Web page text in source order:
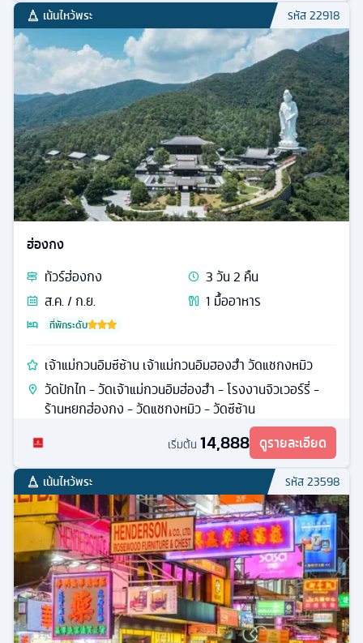
เน้นไหว้พระ รหัส22918
ฮ่องกง
ทัวร์ฮ่องกง 3วัน2 คืน
ส.ค. / ก.ย.
1 มื้ออาหาร
ที่พักระดับ
เจ้าแม่กวนอิมซีซ้าน เจ้าแม่กวนอิมฮองฮำ วัดแชกงหมิว
วัดปักไท - วัดเจ้าแม่กวนอิมฮ่องฮำ - โรงงานจิวเวอร์รี่ -
ร้านหยกฮ่องกง - วัดแชกงหมิว - วัดซีซ้าน
เริ่มต้น 14,888 ดูรายละเอียด
เน้นไหว้พระ รหัส23598